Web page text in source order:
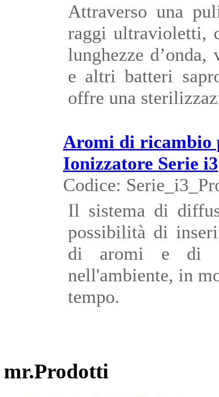
Attraverso una
raggi ultravioletti,
lunghezze
e altri batteri
offre una
Aromi di ricambio
Ionizzatore Serie i3
Codice:
Il sistema di
possibilità di
di aromi e di
nell'ambiente, in
tempo.
mr.Prodotti